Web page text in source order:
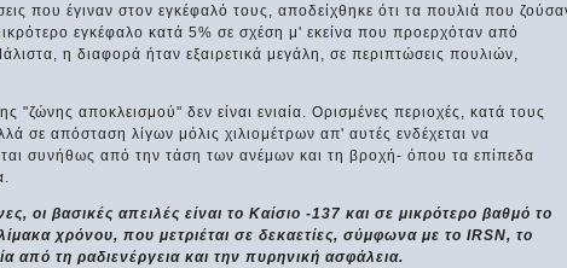
που έγιναν στον εγκέφαλό τους, αποδείχθηκε ότι τα πουλιά που
εγκέφαλο κατά 5% σε σχέση μ' εκείνα που προερχόταν από
η διαφορά ήταν εξαιρετικά μεγάλη, σε περιπτώσεις πουλιών,
"ζώνης αποκλεισμού" δεν είναι ενιαία. Ορισμένες περιοχές, κατά τους
σε απόσταση λίγων μόλις χιλιομέτρων απ' αυτές ενδέχεται να
συνήθως από την τάση των ανέμων και τη βροχή- όπου τα επίπεδα
οι βασικές απειλές είναι το Καίσιο -137 και σε μικρότερο βαθμό το
χρόνου, που μετριέται σε δεκαετίες, σύμφωνα με το IRSN, το
από τη ραδιενέργεια και την πυρηνική ασφάλεια.